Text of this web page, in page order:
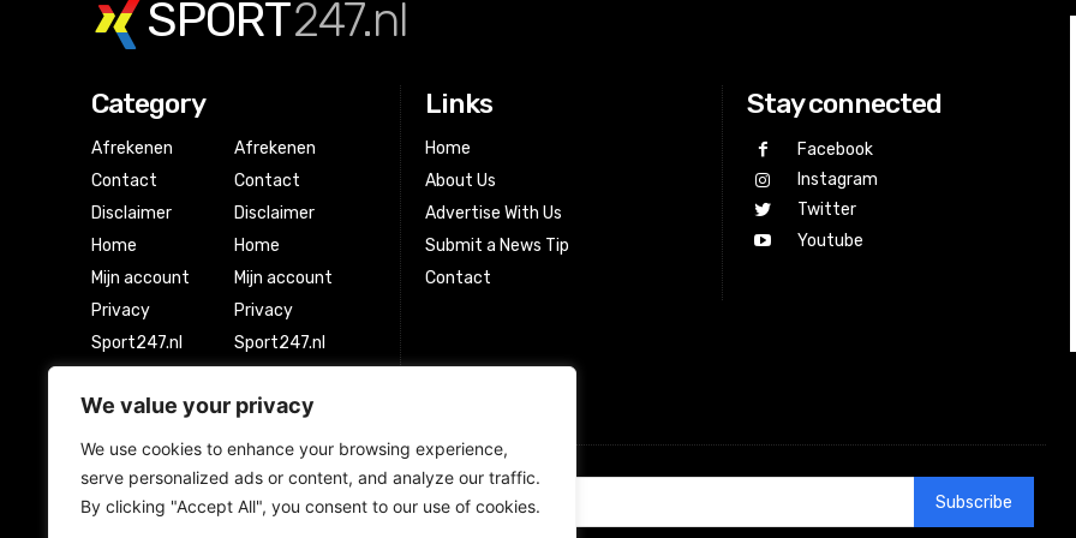
We value your privacy
We use cookies to enhance your browsing experience,
serve personalized ads or content, and analyze our traffic.
By clicking "Accept All", you consent to our use of cookies.
SPORT247.nl
Category
Afrekenen
Contact
Disclaimer
Home
Mijn account
Privacy
Sport247.nl
Winkelwagen
Afrekenen
Contact
Disclaimer
Home
Mijn account
Privacy
Sport247.nl
Winkelwagen
Links
Home
About Us
Advertise With Us
Submit a News Tip
Contact
Stay connected
Facebook
Instagram
Twitter
Youtube
Newsletter Signup Subscribe